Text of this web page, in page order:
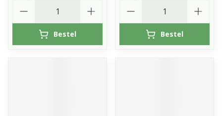
Bestel Bestel